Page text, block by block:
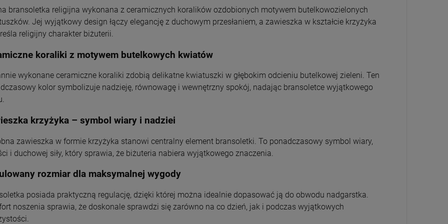
zł
DO KOSZYKA
29,00 zł 45,00 zł
zł
POWIADOM O
DOSTĘPNOŚCI
Maryi
115,00 zł 3 970,00 zł
bransoletka religijna wykonana z ceramicznych koralików ozdobionych motywem butelkowozielonych
Jej wyjątkowy design łączy elegancję z duchowym przesłaniem, a zawieszka w kształcie krzyżyka
religijny charakter biżuterii.
koraliki z motywem butelkowych kwiatów
wykonane ceramiczne koraliki zdobią delikatne kwiatuszki w głębokim odcieniu butelkowej zieleni. Ten
kolor symbolizuje nadzieję, równowagę i wewnętrzny spokój, nadając bransoletce wyjątkowego
krzyżyka – symbol wiary i nadziei
zawieszka w formie krzyżyka stanowi centralny element bransoletki. To ponadczasowy symbol wiary,
i duchowej siły, który sprawia, że biżuteria nabiera wyjątkowego znaczenia.
rozmiar dla maksymalnej wygody
posiada praktyczną regulację, dzięki której można idealnie dopasować ją do obwodu nadgarstka.
noszenia sprawia, że doskonale sprawdzi się zarówno na co dzień, jak i podczas wyjątkowych